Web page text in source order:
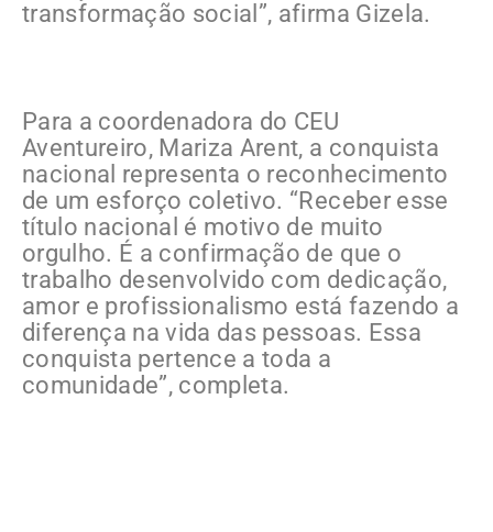
transformação social”, afirma Gizela.
Para a coordenadora do CEU
Aventureiro, Mariza Arent, a conquista
nacional representa o reconhecimento
de um esforço coletivo. “Receber esse
título nacional é motivo de muito
orgulho. É a confirmação de que o
trabalho desenvolvido com dedicação,
amor e profissionalismo está fazendo a
diferença na vida das pessoas. Essa
conquista pertence a toda a
comunidade”, completa.